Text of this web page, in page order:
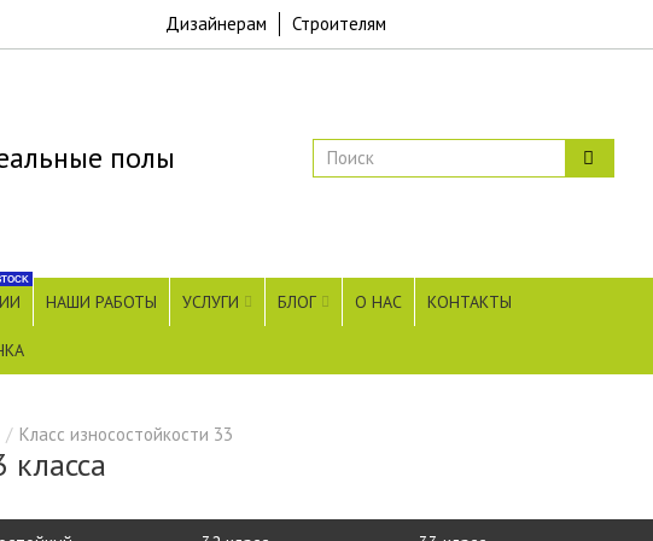
Дизайнерам Строителям
полы
НАШИ РАБОТЫ УСЛУГИ БЛОГ О НАС КОНТАКТЫ
Класс износостойкости 33